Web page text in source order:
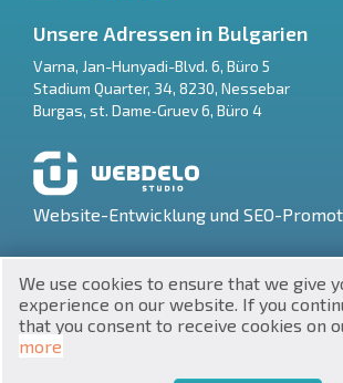
$
₴
zł
Unsere Adressen in Bulgarien
Varna, Jan-Hunyadi-Blvd. 6, Büro 5
Stadium Quarter, 34, 8230, Nessebar
Burgas, st. Dame‑Gruev 6, Büro 4
Website-Entwicklung und SEO-
UNIC 201160903
We use cookies to ensure that we give
experience on our website. If you
that you consent to receive cookies on
more